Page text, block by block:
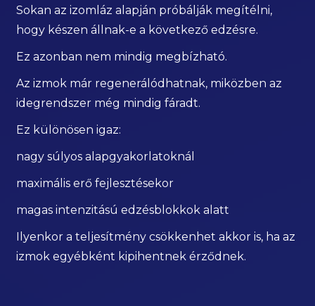
Sokan az izomláz alapján próbálják megítélni,
hogy készen állnak-e a következő edzésre.
Ez azonban nem mindig megbízható.
Az izmok már regenerálódhatnak, miközben az
idegrendszer még mindig fáradt.
Ez különösen igaz:
nagy súlyos alapgyakorlatoknál
maximális erő fejlesztésekor
magas intenzitású edzésblokkok alatt
Ilyenkor a teljesítmény csökkenhet akkor is, ha az
izmok egyébként kipihentnek érződnek.